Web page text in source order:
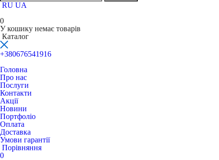
RU UA
0
У кошику немає товарів
Каталог
+380676541916
Головна
Про нас
Послуги
Контакти
Акції
Новини
Портфоліо
Оплата
Доставка
Умови гарантії
Порівняння
0